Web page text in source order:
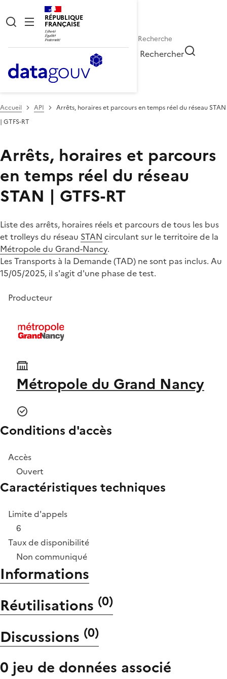
RÉPUBLIQUE
FRANÇAISE
Rechercher
Accueil API
Arrêts, horaires et parcours en temps réel du réseau STAN
| GTFS-RT
Arrêts, horaires et parcours
en temps réel du réseau
STAN | GTFS-RT
Liste des arrêts, horaires réels et parcours de tous les bus
et trolleys du réseau STAN circulant sur le territoire de la
Métropole du Grand-Nancy.
Les Transports à la Demande (TAD) ne sont pas inclus. Au
15/05/2025, il s'agit d'une phase de test.
Producteur
Métropole du Grand Nancy
Conditions d'accès
Accès
Ouvert
Caractéristiques techniques
Limite d'appels
6
Taux de disponibilité
Non communiqué
Informations
Réutilisations (0)
Discussions (0)
0 jeu de données associé